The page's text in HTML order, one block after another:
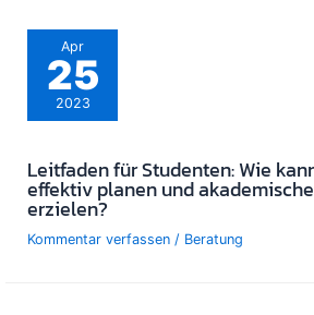
Apr
25
2023
Leitfaden für Studenten: Wie
effektiv planen und
erzielen?
Kommentar verfassen / Beratung